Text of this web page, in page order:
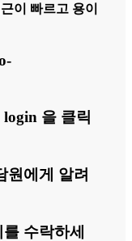
이 빠르고 용이
을 클릭
원에게 알려
수락하세